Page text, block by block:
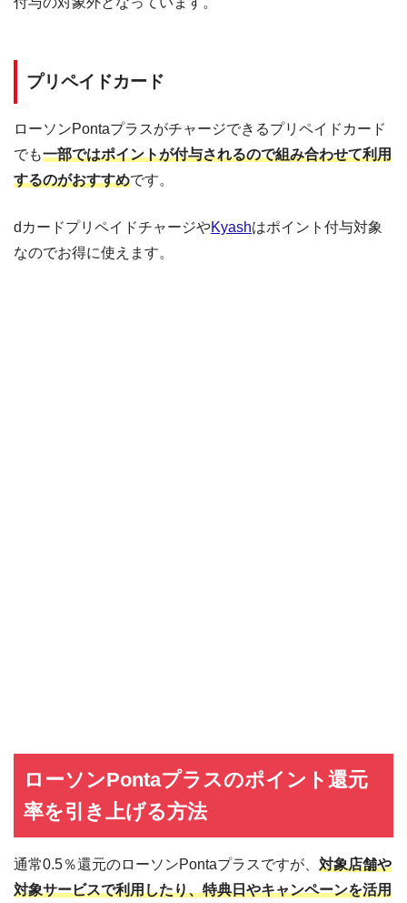
プリペイドカード
ローソンPontaプラスがチャージできるプリペイドカード
でも一部ではポイントが付与されるので組み合わせて利用
するのがおすすめです。
dカードプリペイドチャージやKyashはポイント付与対象
なのでお得に使えます。
ローソンPontaプラスのポイント還元
率を引き上げる方法
通常0.5％還元のローソンPontaプラスですが、 対象店舗や
対象サービスで利用したり、特典日やキャンペーンを活用